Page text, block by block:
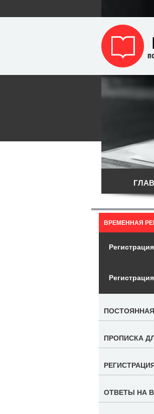
ВРЕМЕННАЯ
ПРОПИСКА
ОТВЕТЫ НА